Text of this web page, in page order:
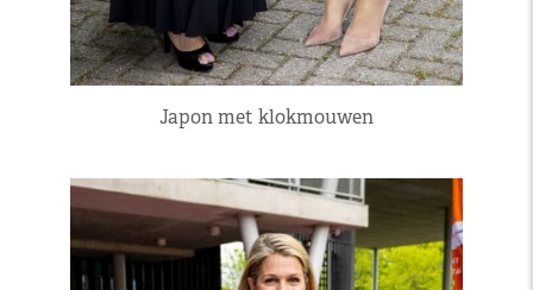
Japon met klokmouwen